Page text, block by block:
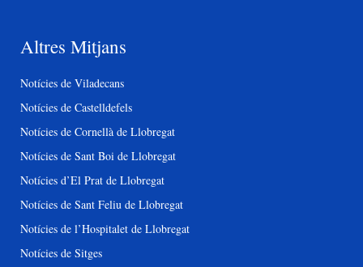
Altres Mitjans
Notícies de Viladecans
Notícies de Castelldefels
Notícies de Cornellà de Llobregat
Notícies de Sant Boi de Llobregat
Notícies d’El Prat de Llobregat
Notícies de Sant Feliu de Llobregat
Notícies de l’Hospitalet de Llobregat
Notícies de Sitges